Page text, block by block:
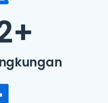
+